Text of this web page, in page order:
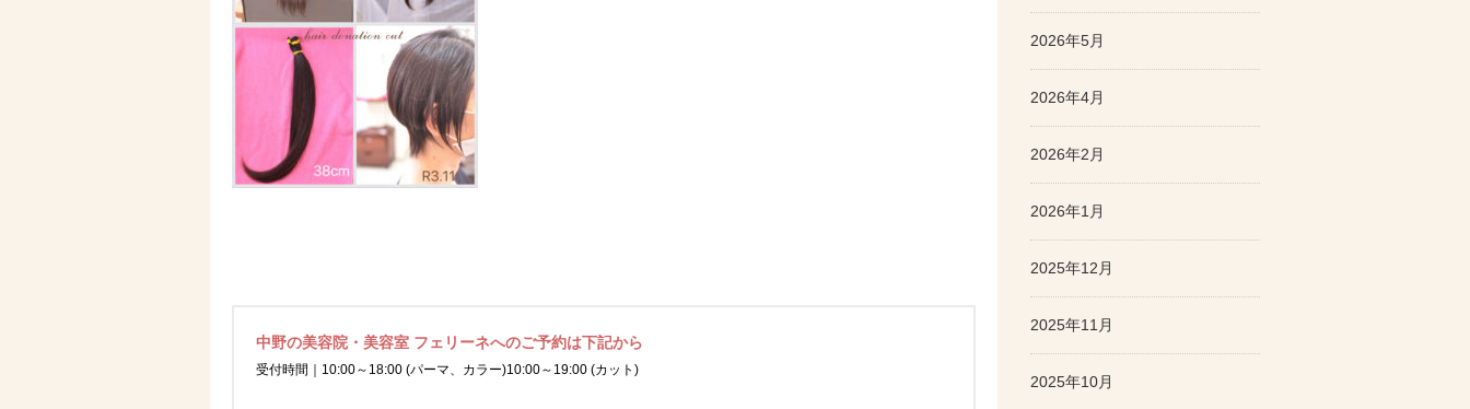
中野の美容院・美容室 フェリーネへのご予約は下記から
受付時間｜10:00～18:00 (パーマ、カラー)10:00～19:00 (カット)
2026年5月
2026年4月
2026年2月
2026年1月
2025年12月
2025年11月
2025年10月